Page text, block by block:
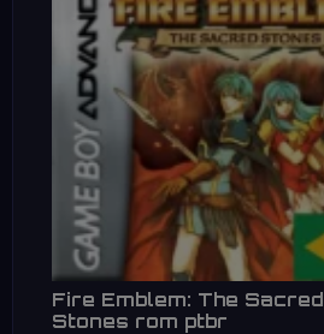
Fire Emblem: The Sacred
Stones rom ptbr